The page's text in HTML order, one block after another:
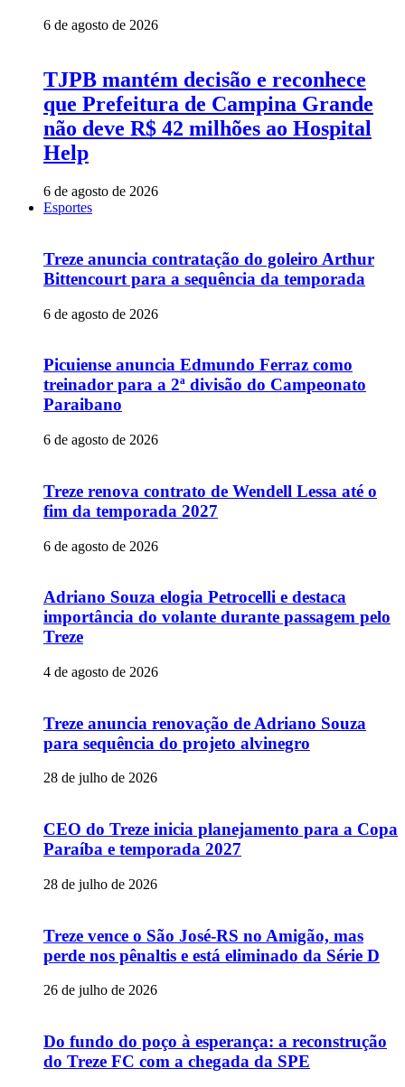
6 de agosto de 2026
TJPB mantém decisão e reconhece
que Prefeitura de Campina Grande
não deve R$ 42 milhões ao Hospital
Help
6 de agosto de 2026
Esportes
Treze anuncia contratação do goleiro Arthur
Bittencourt para a sequência da temporada
6 de agosto de 2026
Picuiense anuncia Edmundo Ferraz como
treinador para a 2ª divisão do Campeonato
Paraibano
6 de agosto de 2026
Treze renova contrato de Wendell Lessa até o
fim da temporada 2027
6 de agosto de 2026
Adriano Souza elogia Petrocelli e destaca
importância do volante durante passagem pelo
Treze
4 de agosto de 2026
Treze anuncia renovação de Adriano Souza
para sequência do projeto alvinegro
28 de julho de 2026
CEO do Treze inicia planejamento para a Copa
Paraíba e temporada 2027
28 de julho de 2026
Treze vence o São José-RS no Amigão, mas
perde nos pênaltis e está eliminado da Série D
26 de julho de 2026
Do fundo do poço à esperança: a reconstrução
do Treze FC com a chegada da SPE